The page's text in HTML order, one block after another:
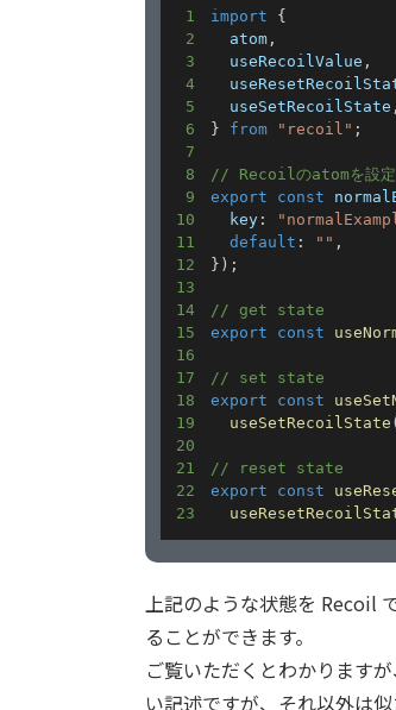
1 import
{
2
  atom
,
3
  useRecoilValue
,
4
5
  useSetRecoilState
,
6
} from "recoil" ;
7
8
// Recoilのatomを設定
9
export const
10
  key
:
11
default : "" ,
12
} ) ;
13
14
// get state
15
export const
16
17
// set state
18
export const
19
useSetRecoilState (
20
21
// reset state
22
export const
23
上記のような状態を Recoil
ることができます。
ご覧いただくとわかります
い記述ですが、それ以外は